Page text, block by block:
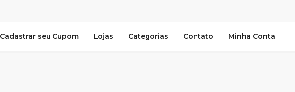
Cadastrar seu Cupom Lojas Categorias Contato Minha Conta